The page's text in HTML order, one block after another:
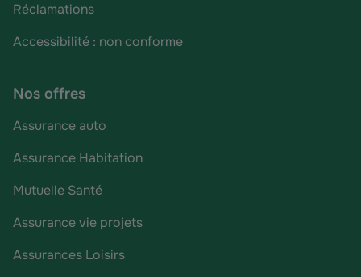
Réclamations
Accessibilité : non conforme
Nos offres
Assurance auto
Assurance Habitation
Mutuelle Santé
Assurance vie projets
Assurances Loisirs